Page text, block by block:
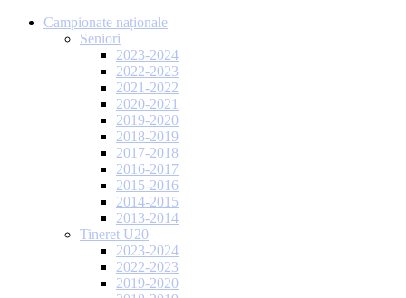
Campionate naționale
Seniori
2023-2024
2022-2023
2021-2022
2020-2021
2019-2020
2018-2019
2017-2018
2016-2017
2015-2016
2014-2015
2013-2014
Tineret U20
2023-2024
2022-2023
2019-2020